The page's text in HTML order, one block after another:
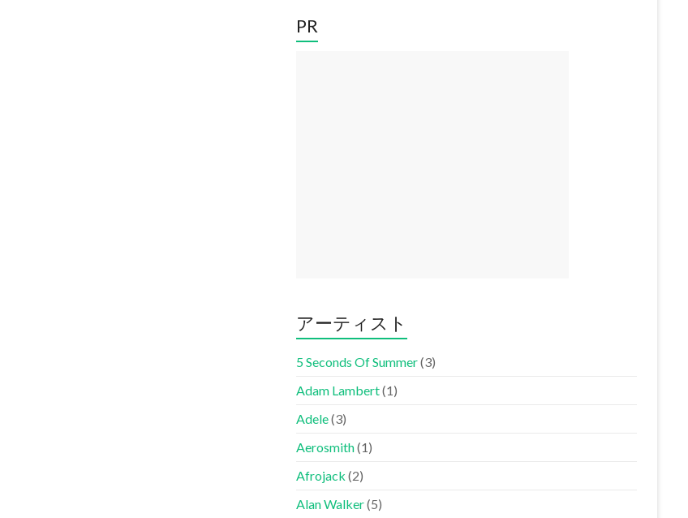
PR
アーティスト
5 Seconds Of Summer(3)
Adam Lambert(1)
Adele(3)
Aerosmith(1)
Afrojack (2)
Alan Walker(5)